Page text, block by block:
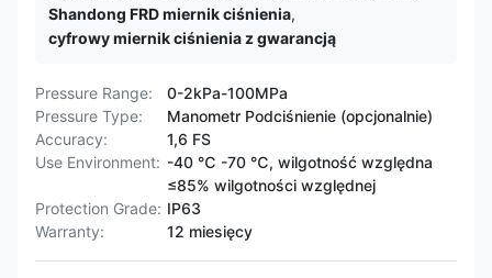
Shandong FRD miernik ciśnienia,
cyfrowy miernik ciśnienia z gwarancją
Pressure Range:
0-2kPa-100MPa
Pressure Type:
Manometr Podciśnienie (opcjonalnie)
Accuracy:
1,6 FS
Use Environment: -40 ℃ -70 ℃, wilgotność względna
≤85% wilgotności względnej
Protection Grade: IP63
Warranty:
12 miesięcy